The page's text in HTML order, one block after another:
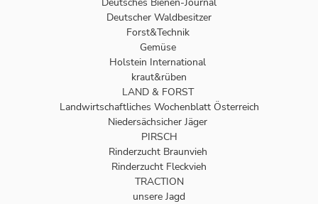
Deutscher Waldbesitzer
Forst&Technik
Gemüse
Holstein International
kraut&rüben
LAND & FORST
Landwirtschaftliches Wochenblatt Österreich
Niedersächsicher Jäger
PIRSCH
Rinderzucht Braunvieh
Rinderzucht Fleckvieh
TRACTION
unsere Jagd